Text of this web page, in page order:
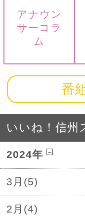
アナウン
サーコラ
ム
番
いいね！信州
2024年
3月(5)
2月(4)